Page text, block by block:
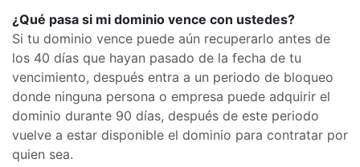
¿Qué pasa si mi dominio vence con ustedes?
Si tu dominio vence puede aún recuperarlo antes de
los 40 días que hayan pasado de la fecha de tu
vencimiento, después entra a un periodo de bloqueo
donde ninguna persona o empresa puede adquirir el
dominio durante 90 días, después de este periodo
vuelve a estar disponible el dominio para contratar por
quien sea.